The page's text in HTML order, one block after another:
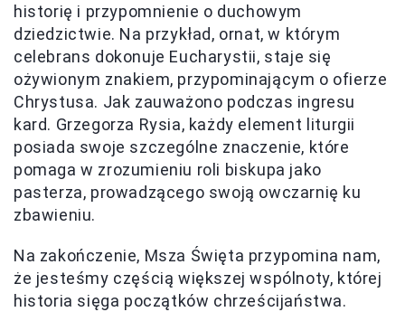
historię i przypomnienie o duchowym
dziedzictwie. Na przykład, ornat, w którym
celebrans dokonuje Eucharystii, staje się
ożywionym znakiem, przypominającym o ofierze
Chrystusa. Jak zauważono podczas ingresu
kard. Grzegorza Rysia, każdy element liturgii
posiada swoje szczególne znaczenie, które
pomaga w zrozumieniu roli biskupa jako
pasterza, prowadzącego swoją owczarnię ku
zbawieniu.
Na zakończenie, Msza Święta przypomina nam,
że jesteśmy częścią większej wspólnoty, której
historia sięga początków chrześcijaństwa.